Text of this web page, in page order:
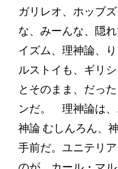
ガリレオ、ホッブ
な、みーんな、隠
イズム、理神論、
ルストイも、ギリ
とそのまま、だっ
ンだ。 理神論は、
神論 むしんろん、
手前だ。ユニテリ